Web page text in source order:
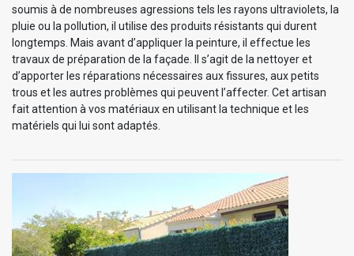
soumis à de nombreuses agressions tels les rayons ultraviolets, la
pluie ou la pollution, il utilise des produits résistants qui durent
longtemps. Mais avant d’appliquer la peinture, il effectue les
travaux de préparation de la façade. Il s’agit de la nettoyer et
d’apporter les réparations nécessaires aux fissures, aux petits
trous et les autres problèmes qui peuvent l’affecter. Cet artisan
fait attention à vos matériaux en utilisant la technique et les
matériels qui lui sont adaptés.